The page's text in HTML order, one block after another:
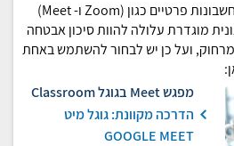
המשרד מחדד ששימוש בחשבונות פרטיים כגון (Zoom ו- Meet)
מוגדרת עלולה להוות סיכון אבטחה
ועל כן יש לבחור להשתמש באחת
מפגש Meet בגוגל Classroom
הדרכה מקוונת: גוגל מיט
GOOGLE MEET